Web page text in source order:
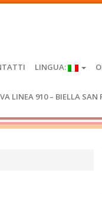
LINGUA:
LINEA 910 – BIELLA SAN